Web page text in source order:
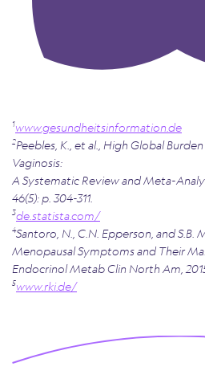
1www.gesundheitsinformation.de
2Peebles, K., et al., High Global
Vaginosis:
A Systematic Review and Meta-
46(5): p. 304-311.
3de.statista.com/
4Santoro, N., C.N. Epperson, and S.B.
Menopausal Symptoms and Their
Endocrinol Metab Clin North Am,
5www.rki.de/